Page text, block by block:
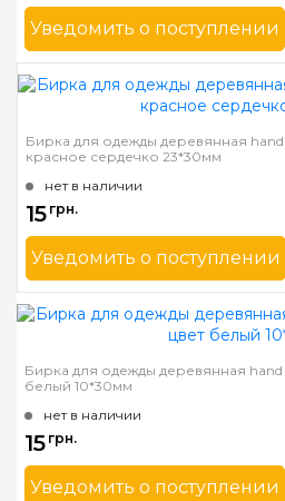
Уведомить о поступлении
Бренд
Страна-производитель
Бирка для одежды деревянная
красное сердечко 23*30мм
нет в наличии
15 грн.
Уведомить о поступлении
Бренд
Страна-производитель
Бирка для одежды деревянная
белый 10*30мм
нет в наличии
15 грн.
Уведомить о поступлении